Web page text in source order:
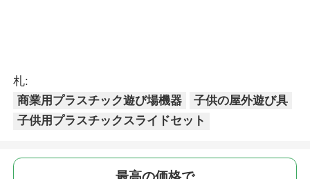
札:
商業用プラスチック遊び場機器
子供の屋外遊び具
子供用プラスチックスライドセット